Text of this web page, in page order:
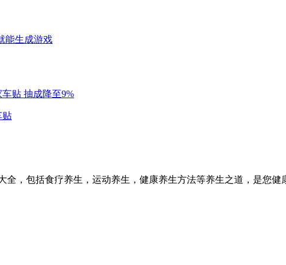
贴
，包括食疗养生，运动养生，健康养生方法等养生之道，是您健